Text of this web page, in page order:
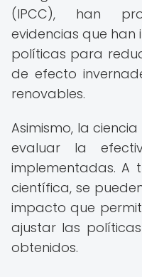
(IPCC), han
evidencias que
políticas para
de efecto
renovables.
Asimismo, la
evaluar la
implementadas. A
científica, se
impacto que
ajustar las
obtenidos.